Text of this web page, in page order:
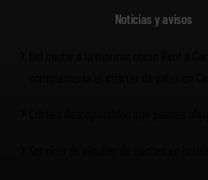
Noticias y avisos